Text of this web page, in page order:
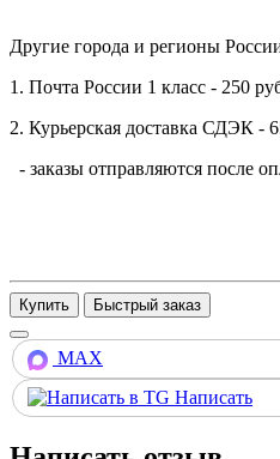
Другие города и регионы
1. Почта России 1 класс - 250
2. Курьерская доставка СДЭК -
- заказы отправляются после
Купить
MAX
Написать